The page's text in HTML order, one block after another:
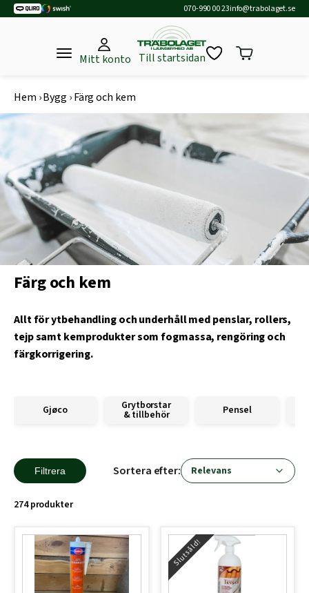
070-990 00 23info@trabolaget.se
Mitt konto Till startsidan
Hem ›Bygg ›Färg och kem
Färg och kem
Allt för ytbehandling och underhåll med penslar, rollers,
tejp samt kemprodukter som fogmassa, rengöring och
färgkorrigering.
Gjøco Grytborstar
& tillbehör Pensel
Filtrera Sortera efter:
274 produkter
Slutsåld!